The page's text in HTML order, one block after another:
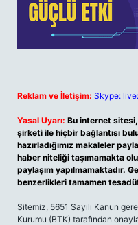
Reklam ve İletişim: Skype:
Yasal Uyarı: Bu internet
şirketi ile hiçbir bağlantısı
hazırladığımız makaleler
haber niteliği taşımamakta
paylaşım yapılmamaktadır.
benzerlikleri tamamen
Sitemiz, 5651 Sayılı Kanun
Kurumu (BTK) tarafından